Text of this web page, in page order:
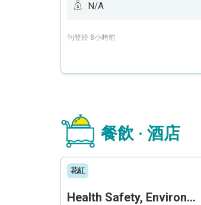
N/A
刊登於 8小時前
餐飲 · 酒店
花紅
Health Safety, Environment & Quality Assurance Officer (Maternity cover – 5 months contract)